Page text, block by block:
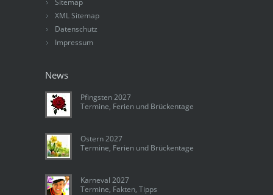
Sitemap
XML Sitemap
Datenschutz
Impressum
News
Pfingsten 2027
Termine, Ferien und Brückentage
Ostern 2027
Termine, Ferien und Brückentage
Karneval 2027
Termine, Fakten, Tipps